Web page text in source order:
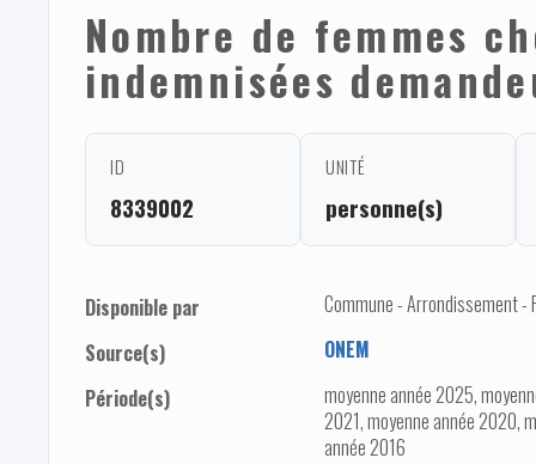
Nombre de femmes
indemnisées
ID
8339002
UNITÉ
personne(s)
Disponible par
Commune - Arrondissement -
Source(s)
ONEM
Période(s)
moyenne année 2025,
2021, moyenne année 2020,
année 2016